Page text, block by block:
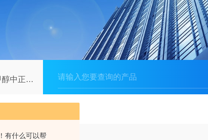
有什么可以帮
液标准物质